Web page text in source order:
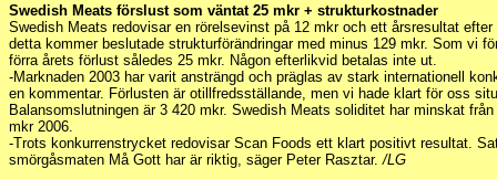
Swedish Meats förslust som väntat 25 mkr + strukturkostnader
Swedish Meats redovisar en rörelsevinst på 12 mkr och ett årsresultat
detta kommer beslutade strukturförändringar med minus 129 mkr. Som vi
förra årets förlust således 25 mkr. Någon efterlikvid betalas inte ut.
-Marknaden 2003 har varit ansträngd och präglas av stark internationell
en kommentar. Förlusten är otillfredsställande, men vi hade klart för oss
Balansomslutningen är 3 420 mkr. Swedish Meats soliditet har minskat
mkr 2006.
-Trots konkurrenstrycket redovisar Scan Foods ett klart positivt resultat.
smörgåsmaten Må Gott har är riktig, säger Peter Rasztar./LG